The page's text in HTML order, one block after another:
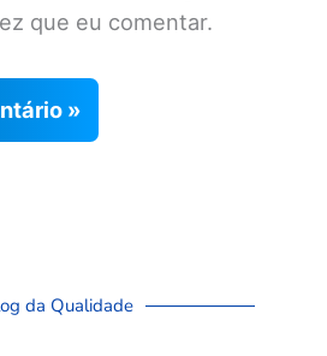
que eu comentar.
da Qualidade